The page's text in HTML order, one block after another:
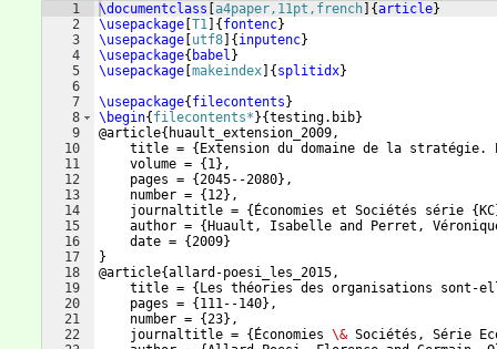
1
2
3
4
5
6
7
8
9
10
11
12
13
14
15
16
17
18
19
20
21
22
\documentclass a4paper,11pt,french {article}
\usepackage T1 { fontenc}
\usepackage utf8 { inputenc}
\usepackage{ babel }
\usepackage makeindex { splitidx}
\usepackage{ filecontents }
\begin{ filecontents* }{testing.bib}
@article{ huault_extension_2009,
    title =
{ Extension du domaine de la stratégie.
    volume =
{ 1} ,
    pages =
{2045--2080} ,
    number =
{ 12} ,
    journaltitle =
{ Économies et Sociétés série { KC
    author =
{ Huault, Isabelle and Perret,
    date =
{2009}
}
@article{allard-poesi_les_2015,
    title =
{ Les théories des organisations sont-
    pages =
{ 111--140} ,
    number =
{23} ,
    journaltitle =
{ Économies \& Sociétés, Série